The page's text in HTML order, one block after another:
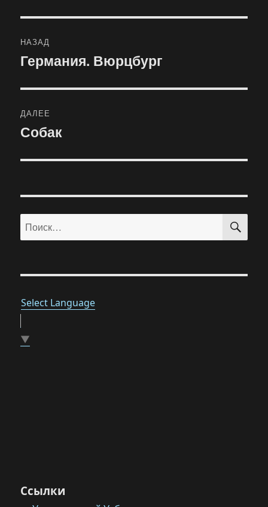
по
НАЗАД
Предыдущая
Германия. Вюрцбург
ДАЛЕЕ
Следующая
Собак
Искать:
Select Language
▼
Ссылки